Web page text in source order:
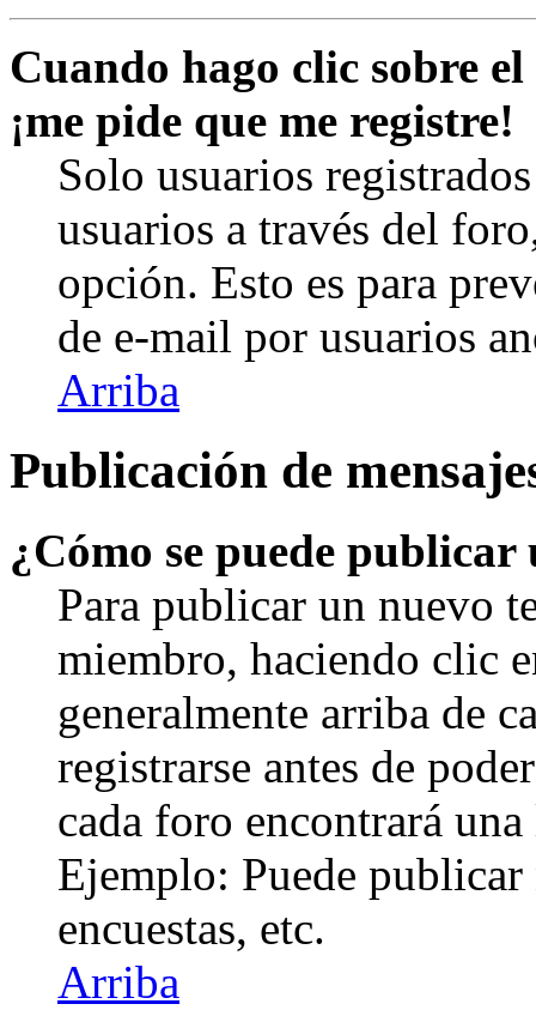
Cuando hago clic sobre
¡me pide que me registre!
Solo usuarios
usuarios a través del
opción. Esto es para
de e-mail por usuarios
Arriba
Publicación de
¿Cómo se puede
Para publicar un nuevo
miembro, haciendo clic
generalmente arriba de
registrarse antes de
cada foro encontrará
Ejemplo: Puede publicar
encuestas, etc.
Arriba